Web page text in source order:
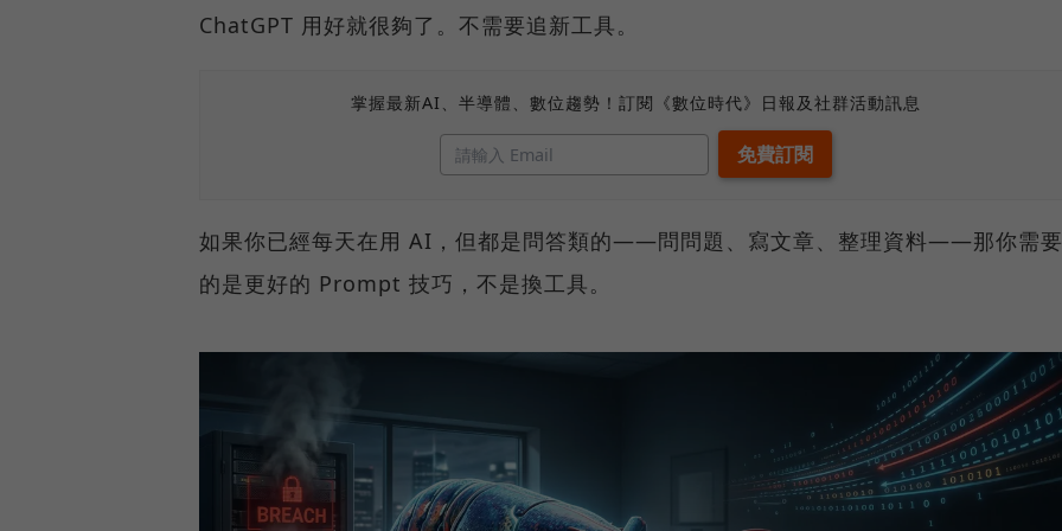
ChatGPT 用好就很夠了。不需要追新工具。
掌握最新AI、半導體、數位趨勢！訂閱《數位時代》日報及社群活動訊息
如果你已經每天在用 AI，但都是問答類的——問問題、寫文章、整理資料——那你需要
的是更好的 Prompt 技巧，不是換工具。